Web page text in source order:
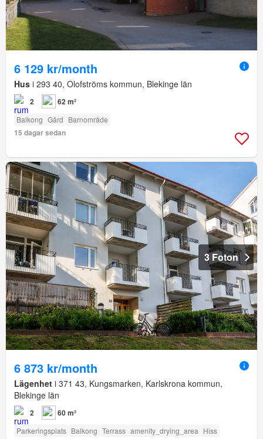
6 129 kr/month
Hus i 293 40, Olofströms kommun, Blekinge län
2 62 m²
Balkong Gård Barnområde
15 dagar sedan
3 Foton
6 873 kr/month
Lägenhet i 371 43, Kungsmarken, Karlskrona kommun,
Blekinge län
2 60 m²
Parkeringsplats Balkong Terrass amenity_drying_area Hiss